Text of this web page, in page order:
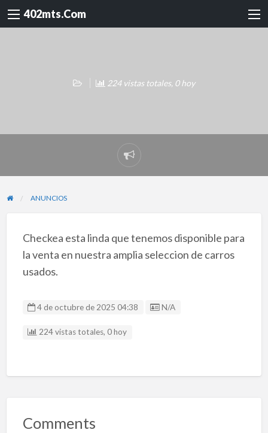
402mts.Com
224 vistas totales, 0 hoy
Reportar
problema
ANUNCIOS
Checkea esta linda que tenemos disponible para
la venta en nuestra amplia seleccion de carros
usados.
4 de octubre de 2025 04:38 Listing ID
N/A
224 vistas totales, 0 hoy
Comments